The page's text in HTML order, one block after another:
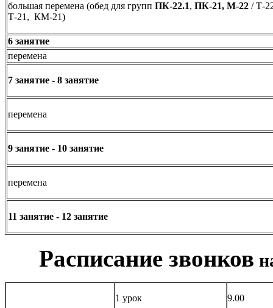
большая перемена (обед для групп ПК-22.1, ПК-21, М-22 / Т-
Т-21, КМ-21)
6 занятие
перемена
7 занятие - 8 занятие
перемена
9 занятие - 10 занятие
перемена
11 занятие - 12 занятие
Расписание звонков
1 урок 9.00